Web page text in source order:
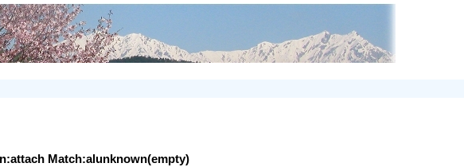
Match:alunknown(empty)